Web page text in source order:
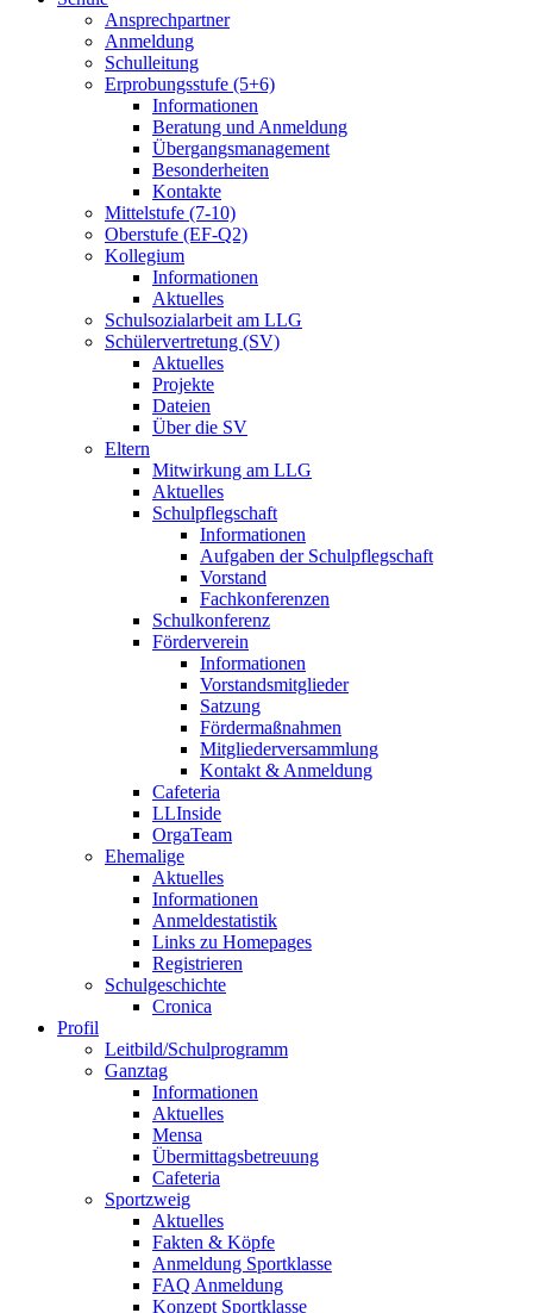
Ansprechpartner
Anmeldung
Schulleitung
Erprobungsstufe (5+6)
Informationen
Beratung und Anmeldung
Übergangsmanagement
Besonderheiten
Kontakte
Mittelstufe (7-10)
Oberstufe (EF-Q2)
Kollegium
Informationen
Aktuelles
Schulsozialarbeit am LLG
Schülervertretung (SV)
Aktuelles
Projekte
Dateien
Über die SV
Eltern
Mitwirkung am LLG
Aktuelles
Schulpflegschaft
Informationen
Aufgaben der Schulpflegschaft
Vorstand
Fachkonferenzen
Schulkonferenz
Förderverein
Informationen
Vorstandsmitglieder
Satzung
Fördermaßnahmen
Mitgliederversammlung
Kontakt & Anmeldung
Cafeteria
LLInside
OrgaTeam
Ehemalige
Aktuelles
Informationen
Anmeldestatistik
Links zu Homepages
Registrieren
Schulgeschichte
Cronica
Profil
Leitbild/Schulprogramm
Ganztag
Informationen
Aktuelles
Mensa
Übermittagsbetreuung
Cafeteria
Sportzweig
Aktuelles
Fakten & Köpfe
Anmeldung Sportklasse
FAQ Anmeldung
Konzept Sportklasse